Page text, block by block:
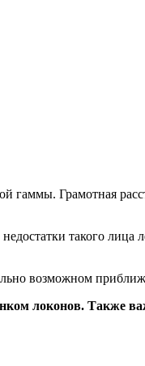
гаммы. Грамотная
такого лица
возможном
локонов. Также